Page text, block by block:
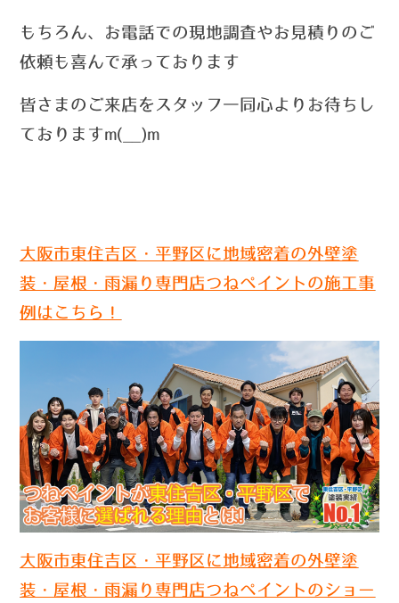
もちろん、お電話での現地調査やお見積りのご
依頼も喜んで承っております
皆さまのご来店をスタッフ一同心よりお待ちし
ておりますm(__)m
大阪市東住吉区・平野区に地域密着の外壁塗
装・屋根・雨漏り専門店つねペイントの施工事
例はこちら！
大阪市東住吉区・平野区に地域密着の外壁塗
装・屋根・雨漏り専門店つねペイントのショー